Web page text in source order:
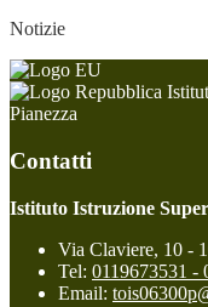
Notizie
Pianezza
Contatti
Istituto Istruzione
Via Claviere, 10 -
Tel: 0119673531 -
Email: